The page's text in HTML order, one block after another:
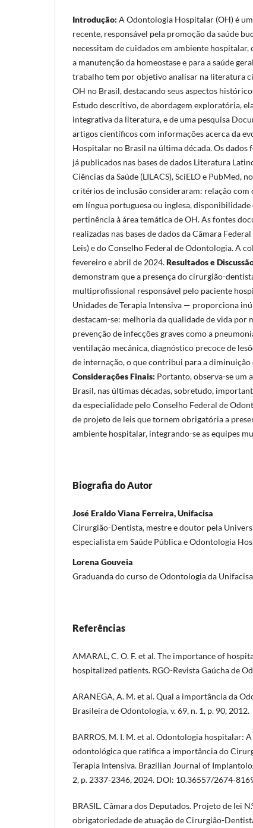
Introdução: A Odontologia Hospitalar (OH) é
recente, responsável pela promoção da saúde
necessitam de cuidados em ambiente
a manutenção da homeostase e para a saúde
trabalho tem por objetivo analisar na literatura
OH no Brasil, destacando seus aspectos
Estudo descritivo, de abordagem exploratória,
integrativa da literatura, e de uma pesquisa
artigos científicos com informações acerca da
Hospitalar no Brasil na última década. Os
já publicados nas bases de dados Literatura
Ciências da Saúde (LILACS), SciELO e PubMed,
critérios de inclusão consideraram: relação com
em língua portuguesa ou inglesa,
pertinência à área temática de OH. As fontes
realizadas nas bases de dados da Câmara
Leis) e do Conselho Federal de Odontologia. A
fevereiro e abril de 2024.Resultados e
demonstram que a presença do cirurgião-
multiprofissional responsável pelo paciente
Unidades de Terapia Intensiva — proporciona
destacam-se: melhoria da qualidade de vida por
prevenção de infecções graves como a
ventilação mecânica, diagnóstico precoce de
de internação, o que contribui para a diminuição
Considerações Finais: Portanto, observa-se um
Brasil, nas últimas décadas, sobretudo,
da especialidade pelo Conselho Federal de
de projeto de leis que tornem obrigatória a
ambiente hospitalar, integrando-se as equipes
Biografia do Autor
José Eraldo Viana Ferreira, Unifacisa
Cirurgião-Dentista, mestre e doutor pela
especialista em Saúde Pública e Odontologia
Lorena Gouveia
Graduanda do curso de Odontologia da Unifacisa
Referências
AMARAL, C. O. F. et al. The importance of
hospitalized patients. RGO-Revista Gaúcha de
ARANEGA, A. M. et al. Qual a importância da
Brasileira de Odontologia, v. 69, n. 1, p. 90, 2012.
BARROS, M. I. M. et al. Odontologia hospitalar:
odontológica que ratifica a importância do
Terapia Intensiva. Brazilian Journal of
2, p. 2337-2346, 2024. DOI: 10.36557/2674-
BRASIL. Câmara dos Deputados. Projeto de lei
obrigatoriedade de atuação de Cirurgião-